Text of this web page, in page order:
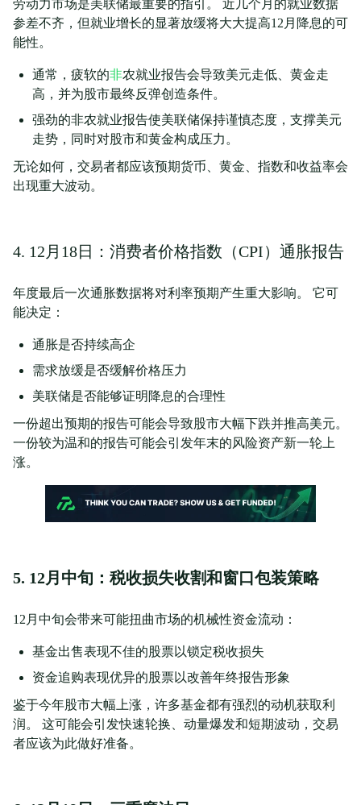
劳动力市场是美联储最重要的指引。 近几个月的就业数据
参差不齐，但就业增长的显著放缓将大大提高12月降息的可
能性。
通常，疲软的非农就业报告会导致美元走低、黄金走
高，并为股市最终反弹创造条件。
强劲的非农就业报告使美联储保持谨慎态度，支撑美元
走势，同时对股市和黄金构成压力。
无论如何，交易者都应该预期货币、黄金、指数和收益率会
出现重大波动。
4. 12月18日：消费者价格指数（CPI）通胀报告
年度最后一次通胀数据将对利率预期产生重大影响。 它可
能决定：
通胀是否持续高企
需求放缓是否缓解价格压力
美联储是否能够证明降息的合理性
一份超出预期的报告可能会导致股市大幅下跌并推高美元。
一份较为温和的报告可能会引发年末的风险资产新一轮上
涨。
5. 12月中旬：税收损失收割和窗口包装策略
12月中旬会带来可能扭曲市场的机械性资金流动：
基金出售表现不佳的股票以锁定税收损失
资金追购表现优异的股票以改善年终报告形象
鉴于今年股市大幅上涨，许多基金都有强烈的动机获取利
润。 这可能会引发快速轮换、动量爆发和短期波动，交易
者应该为此做好准备。